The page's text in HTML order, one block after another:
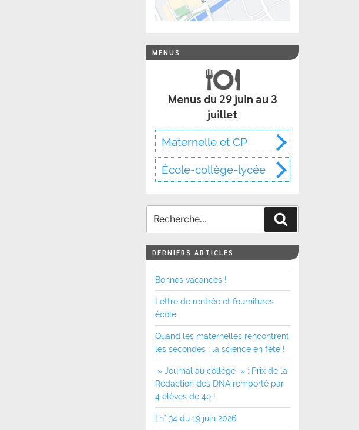
MENUS
Menus du 29 juin au 3
juillet
Maternelle et CP
École-collège-lycée
DERNIERS ARTICLES
Bonnes vacances !
Lettre de rentrée et fournitures
école
Quand les maternelles rencontrent
les secondes : la science en fête !
» Journal au collège » : Prix de la
Rédaction des DNA remporté par
4 élèves de 4e !
I n° 34 du 19 juin 2026